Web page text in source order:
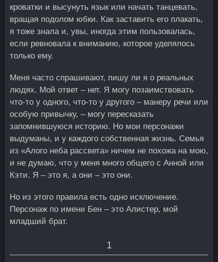
кроватки и высунуть язык или начать танцевать,
вращая подолом юбки. Как заставить его плакать,
я тоже знала и, увы, иногда этим пользовалась,
если ревновала к вниманию, которое уделялось
только ему.
Меня часто спрашивают, пишу ли я о реальных
людях. Мой ответ – нет. Я могу позаимствовать
что-то у одного, что-то у другого – манеру речи или
особую привычку, – могу пересказать
запомнившуюся историю. Но мои персонажи
выдуманы, и у каждого собственная жизнь. Семья
из «Алого неба рассвета» ничем не похожа на мою,
и не думаю, что у меня много общего с Анной или
Кэти. Я – это я, а они – это они.
Но из этого правила есть одно исключение.
Персонаж по имени Бен – это Алистер, мой
младший брат.
1